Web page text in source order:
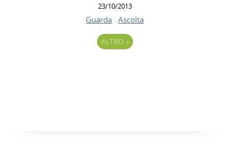
23/10/2013
Guarda Ascolta
ALTRO »